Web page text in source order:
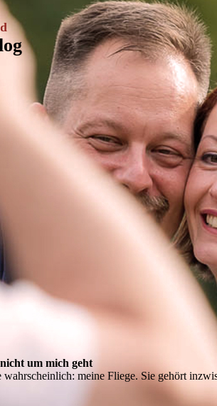
um mich geht
meine Fliege. Sie gehört